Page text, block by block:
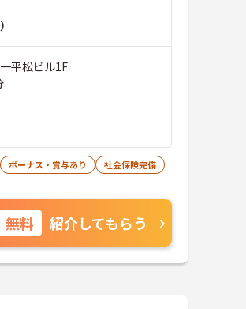
平松ビル1F
ボーナス・賞与あり
社会保険完備
無料 紹介してもらう